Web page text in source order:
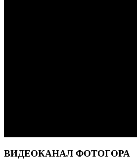
ВИДЕОКАНАЛ ФОТОГОРА